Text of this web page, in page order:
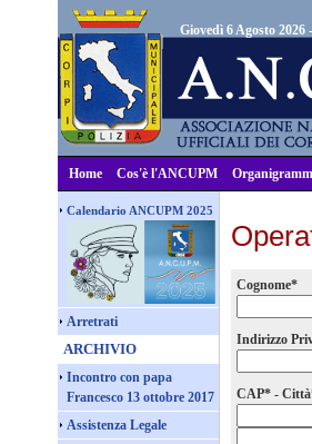
Giovedì 6 Agosto 2026
Home Cos'è l'ANCUPM
Calendario ANCUPM 2025
Arretrati
ARCHIVIO
Incontro con papa
Francesco 13 ottobre 2017
Assistenza Legale
Cognome*
Indirizzo
CAP* -